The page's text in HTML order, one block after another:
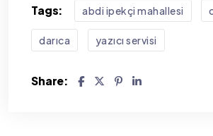
Tags: abdi i̇pekçi mahallesi
darıca yazıcı servisi
Share: